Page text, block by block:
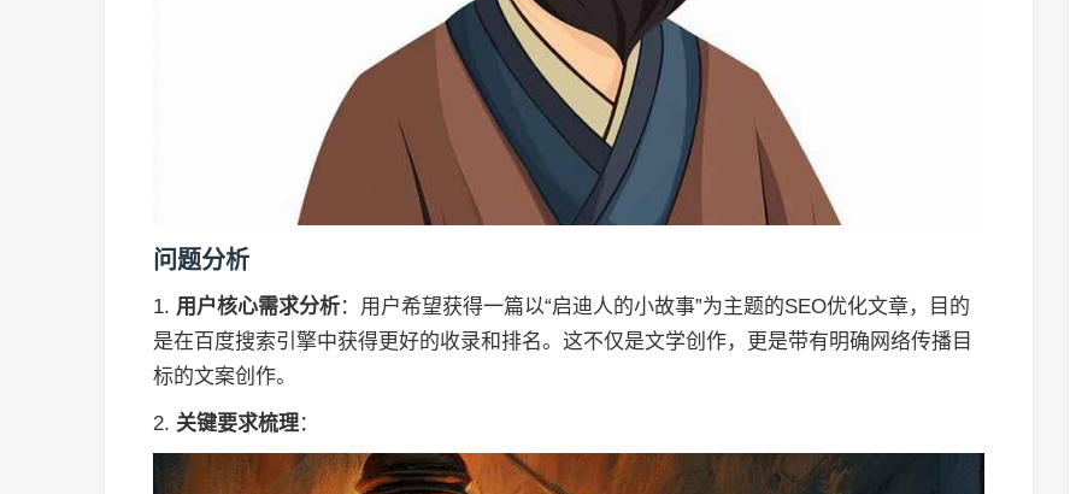
问题分析
1. 用户核心需求分析：用户希望获得一篇以“启迪人的小故事”为主题的SEO优化文章，目的
是在百度搜索引擎中获得更好的收录和排名。这不仅是文学创作，更是带有明确网络传播目
标的文案创作。
2. 关键要求梳理：